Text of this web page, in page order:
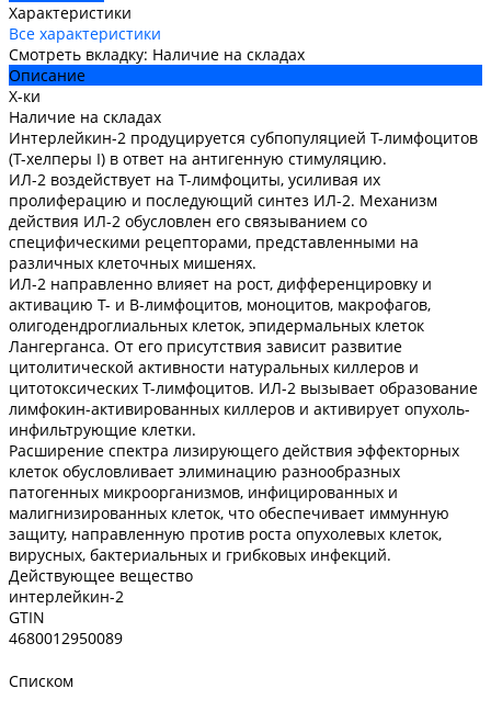
Характеристики
Все характеристики
Смотреть вкладку: Наличие на складах
Описание
Х-ки
Наличие на складах
Интерлейкин-2 продуцируется субпопуляцией Т-лимфоцитов
(Т-хелперы I) в ответ на антигенную стимуляцию.
ИЛ-2 воздействует на Т-лимфоциты, усиливая их
пролиферацию и последующий синтез ИЛ-2. Механизм
действия ИЛ-2 обусловлен его связыванием со
специфическими рецепторами, представленными на
различных клеточных мишенях.
ИЛ-2 направленно влияет на рост, дифференцировку и
активацию Т- и В-лимфоцитов, моноцитов, макрофагов,
олигодендроглиальных клеток, эпидермальных клеток
Лангерганса. От его присутствия зависит развитие
цитолитической активности натуральных киллеров и
цитотоксических Т-лимфоцитов. ИЛ-2 вызывает образование
лимфокин-активированных киллеров и активирует опухоль-
инфильтрующие клетки.
Расширение спектра лизирующего действия эффекторных
клеток обусловливает элиминацию разнообразных
патогенных микроорганизмов, инфицированных и
малигнизированных клеток, что обеспечивает иммунную
защиту, направленную против роста опухолевых клеток,
вирусных, бактериальных и грибковых инфекций.
Действующее вещество
интерлейкин-2
GTIN
4680012950089
Списком